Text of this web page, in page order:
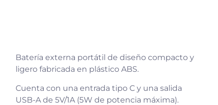
Batería externa portátil de diseño compacto y
ligero fabricada en plástico ABS.
Cuenta con una entrada tipo C y una salida
USB-A de 5V/1A (5W de potencia máxima).